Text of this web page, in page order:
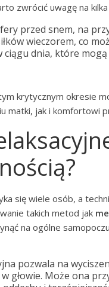
zwrócić uwagę na
przed snem, na
wieczorem, co
ciągu dnia, które
krytycznym okresie
matki, jak i komfortowi
się wiele osób, a
takich metod jak
na ogólne
pozwala na
głowie. Może ona